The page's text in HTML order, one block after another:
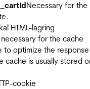
Necessary for the
HTML-lagring
for the cache
to optimize the
cache is usually stored
cookie